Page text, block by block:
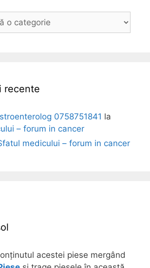
recente
0758751841 la
– forum in cancer
medicului – forum in cancer
acestei piese mergând